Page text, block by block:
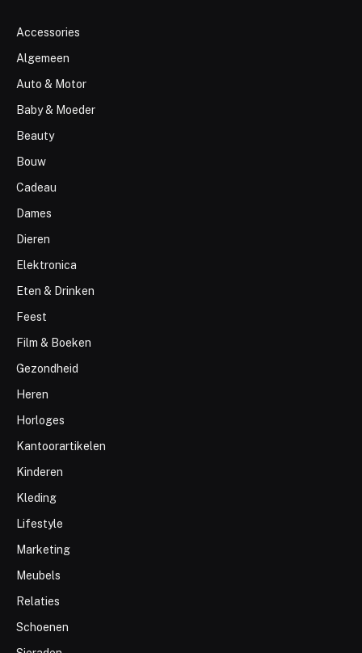
Accessories
Algemeen
Auto & Motor
Baby & Moeder
Beauty
Bouw
Cadeau
Dames
Dieren
Elektronica
Eten & Drinken
Feest
Film & Boeken
Gezondheid
Heren
Horloges
Kantoorartikelen
Kinderen
Kleding
Lifestyle
Marketing
Meubels
Relaties
Schoenen